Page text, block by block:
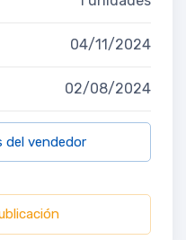
04/11/2024
02/08/2024
del vendedor